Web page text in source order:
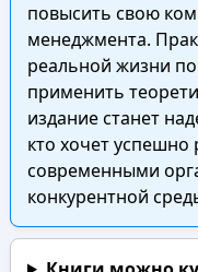
повысить свою
менеджмента.
реальной жизни
применить
издание станет
кто хочет успешно
современными
конкурентной